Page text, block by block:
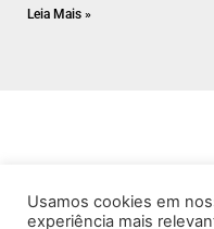
Leia Mais »
Usamos cookies em
experiência mais